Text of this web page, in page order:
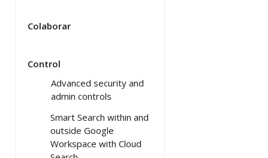
Colaborar
Control
Advanced security and
admin controls
Smart Search within and
outside Google
Workspace with Cloud